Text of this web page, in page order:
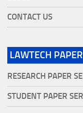
CONTACT US
LAWTECH
RESEARCH PAPER
STUDENT PAPER